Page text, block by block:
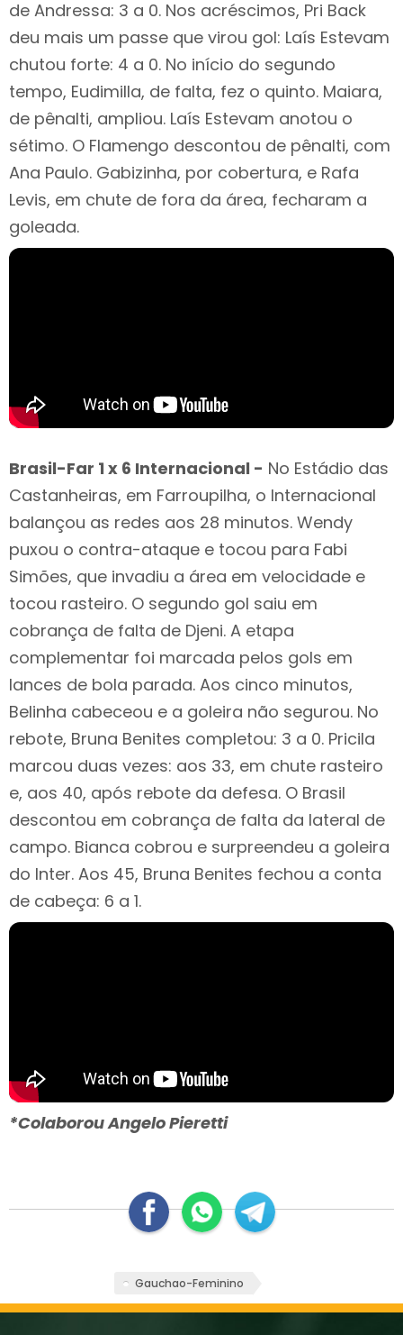
de Andressa: 3 a 0. Nos acréscimos, Pri Back
deu mais um passe que virou gol: Laís Estevam
chutou forte: 4 a 0. No início do segundo
tempo, Eudimilla, de falta, fez o quinto. Maiara,
de pênalti, ampliou. Laís Estevam anotou o
sétimo. O Flamengo descontou de pênalti, com
Ana Paulo. Gabizinha, por cobertura, e Rafa
Levis, em chute de fora da área, fecharam a
goleada.
Brasil-Far 1 x 6 Internacional - No Estádio das
Castanheiras, em Farroupilha, o Internacional
balançou as redes aos 28 minutos. Wendy
puxou o contra-ataque e tocou para Fabi
Simões, que invadiu a área em velocidade e
tocou rasteiro. O segundo gol saiu em
cobrança de falta de Djeni. A etapa
complementar foi marcada pelos gols em
lances de bola parada. Aos cinco minutos,
Belinha cabeceou e a goleira não segurou. No
rebote, Bruna Benites completou: 3 a 0. Pricila
marcou duas vezes: aos 33, em chute rasteiro
e, aos 40, após rebote da defesa. O Brasil
descontou em cobrança de falta da lateral de
campo. Bianca cobrou e surpreendeu a goleira
do Inter. Aos 45, Bruna Benites fechou a conta
de cabeça: 6 a 1.
*Colaborou Angelo Pieretti
Gauchao-Feminino